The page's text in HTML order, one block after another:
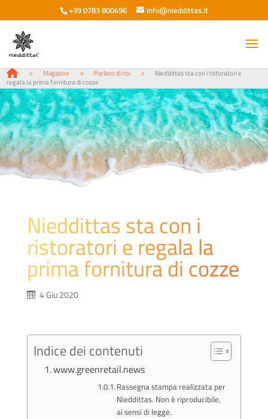
+39 0783 800496 info@nieddittas.it
> Magazine > Parlano di noi >
Nieddittas sta con i ristoratori e
regala la prima fornitura di cozze
Nieddittas sta con i
ristoratori e regala la
prima fornitura di cozze
4 Giu 2020
Indice dei contenuti
www.greenretail.news
Rassegna stampa realizzata per
Nieddittas. Non è riproducibile,
ai sensi di legge.